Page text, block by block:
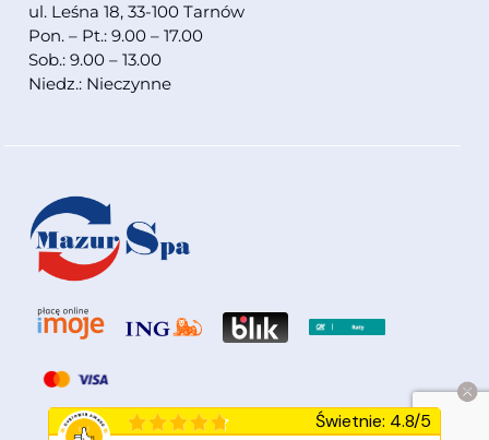
ul. Leśna 18, 33-100 Tarnów
Pon. – Pt.: 9.00 – 17.00
Sob.: 9.00 – 13.00
Niedz.: Nieczynne
Świetnie: 4.8/5